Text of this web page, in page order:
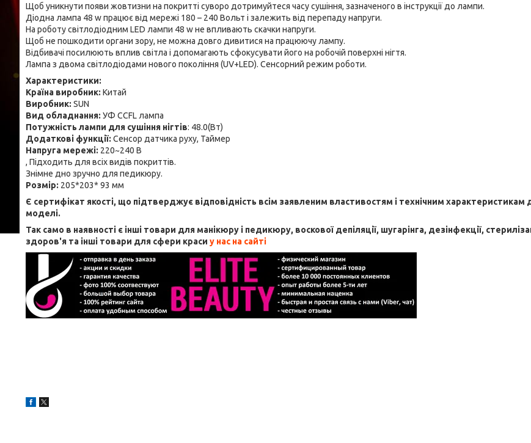
Щоб уникнути появи жовтизни на покритті суворо дотримуйтеся часу сушіння, зазначеного в інструкції до лампи.
Діодна лампа 48 w працює від мережі 180 – 240 Вольт і залежить від перепаду напруги.
На роботу світлодіодним LED лампи 48 w не впливають скачки напруги.
Щоб не пошкодити органи зору, не можна довго дивитися на працюючу лампу.
Відбивачі посилюють вплив світла і допомагають сфокусувати його на робочій поверхні нігтя.
Лампа з двома світлодіодами нового покоління (UV+LED). Сенсорний режим роботи.
Характеристики:
Країна виробник: Китай
Виробник: SUN
Вид обладнання: УФ CCFL лампа
Потужність лампи для сушіння нігтів: 48.0(Вт)
Додаткові функції: Сенсор датчика руху, Таймер
Напруга мережі: 220~240 В
, Підходить для всіх видів покриттів.
Знімне дно зручно для педикюру.
Розмір: 205*203* 93 мм
Є сертифікат якості, що підтверджує відповідність всім заявленим властивостям і технічним характеристикам
моделі.
Так само в наявності є інші товари для манікюру і педикюру, воскової депіляції, шугарінга, дезінфекції,
здоров'я та інші товари для сфери краси у нас на сайті